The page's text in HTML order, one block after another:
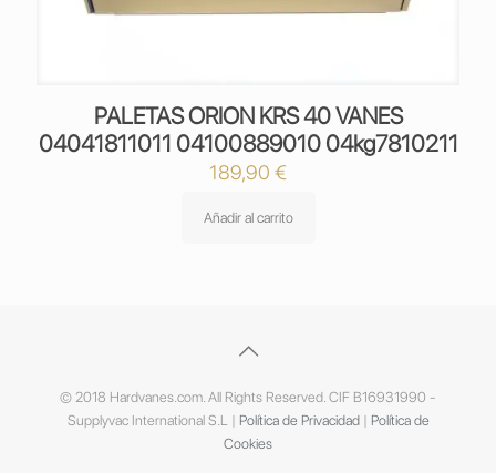
PALETAS ORION KRS 40 VANES
04041811011 04100889010 04kg7810211
189,90 €
Añadir al carrito
© 2018 Hardvanes.com. All Rights Reserved. CIF B16931990 -
Supplyvac International S.L | Política de Privacidad| Política de
Cookies